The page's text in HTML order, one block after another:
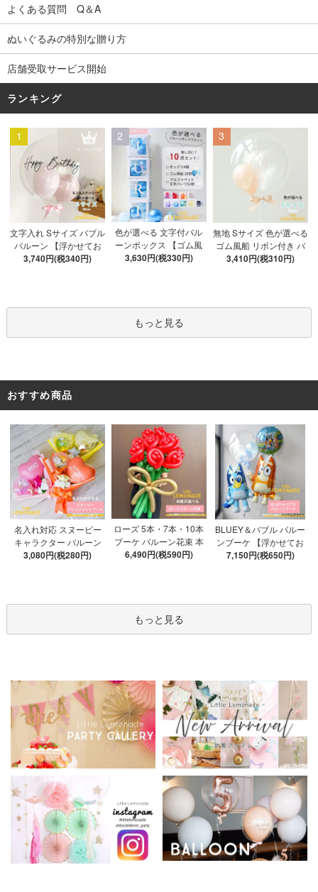
よくある質問 Q＆A
ぬいぐるみの特別な贈り方
店舗受取サービス開始
ランキング
1
文字入れ Sサイズ バブル
バルーン 【浮かせてお
届け】 バルーン
3,740円(税340円)
2
色が選べる 文字付バル
ーンボックス 【ゴム風
船&文字パーツ付き】 DI
ツ52枚 推し活
3,630円(税330円)
3
無地 Sサイズ 色が選べる
ゴム風船 リボン付き バ
ブルバルーン 【浮かせ
3,410円(税310円)
もっと見る
おすすめ商品
名入れ対応 スヌーピー
キャラクター バルーン
ブーケ 選べる7種 【膨ら
3,080円(税280円)
ローズ 5本・7本・10本
ブーケ バルーン花束 本
数が選べる 【膨らませ
6,490円(税590円)
BLUEY＆バブル バルー
ンブーケ 【浮かせてお
届け】 ヘリウムガス入
7,150円(税650円)
もっと見る